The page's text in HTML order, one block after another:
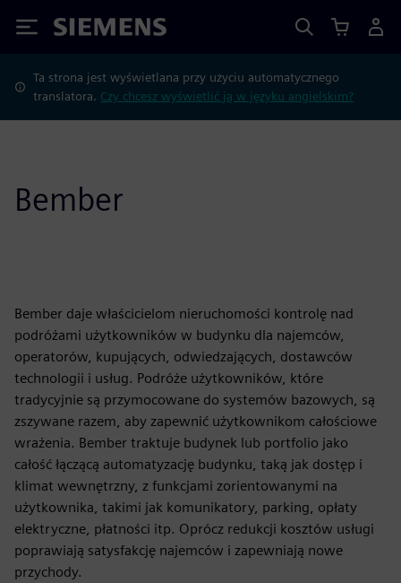
Siemens
Ta strona jest wyświetlana przy użyciu automatycznego
translatora. Czy chcesz wyświetlić ją w języku angielskim?
Bember
Bember daje właścicielom nieruchomości kontrolę nad
podróżami użytkowników w budynku dla najemców,
operatorów, kupujących, odwiedzających, dostawców
technologii i usług. Podróże użytkowników, które
tradycyjnie są przymocowane do systemów bazowych, są
zszywane razem, aby zapewnić użytkownikom całościowe
wrażenia. Bember traktuje budynek lub portfolio jako
całość łączącą automatyzację budynku, taką jak dostęp i
klimat wewnętrzny, z funkcjami zorientowanymi na
użytkownika, takimi jak komunikatory, parking, opłaty
elektryczne, płatności itp. Oprócz redukcji kosztów usługi
poprawiają satysfakcję najemców i zapewniają nowe
przychody.